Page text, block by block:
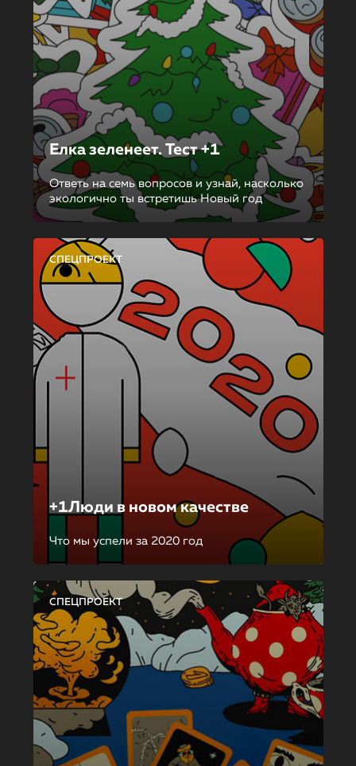
Елка зеленеет. Тест +1
Ответь на семь вопросов и узнай, насколько
экологично ты встретишь Новый год
СПЕЦПРОЕКТ
+1Люди в новом качестве
Что мы успели за 2020 год
СПЕЦПРОЕКТ